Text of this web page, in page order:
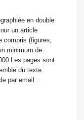
en double
un article
compris (figures,
minimum de
pages sont
du texte.
par email :